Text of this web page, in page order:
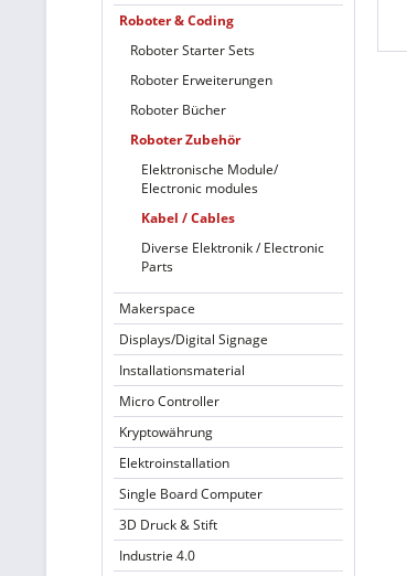
Roboter & Coding
Roboter Starter Sets
Roboter Erweiterungen
Roboter Bücher
Roboter Zubehör
Elektronische Module/
Electronic modules
Kabel / Cables
Diverse Elektronik / Electronic
Parts
Makerspace
Displays/Digital Signage
Installationsmaterial
Micro Controller
Kryptowährung
Elektroinstallation
Single Board Computer
3D Druck & Stift
Industrie 4.0